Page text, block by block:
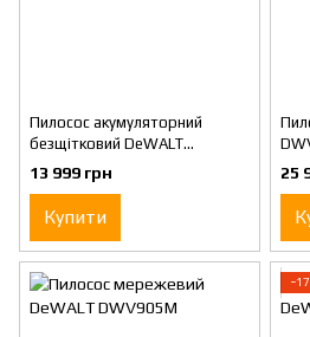
Пилосос акумуляторний
безщітковий DeWALT
DWH161N
13 999 грн
Купити
25